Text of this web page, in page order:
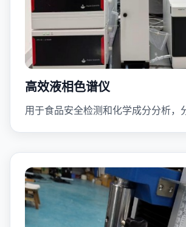
高效液相色谱仪
用于食品安全检测和化学成分分析，